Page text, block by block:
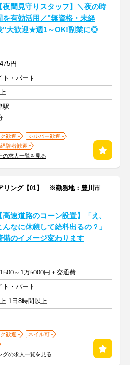
【夜間見守りスタッフ】＼夜の時
を有効活用／"無資格・未経
"大歓迎★週1～OK!副業に◎
円
ト・パート
駅
歓迎
シルバー歓迎
験者歓迎
の求人一覧を見る
リング【01】 ※勤務地：豊川市
【高速道路のコーン設置】「え、
んなに休憩して給料出るの？」
備のイメージ変わります
～1万5000円＋交通費
ト・パート
1日8時間以上
歓迎
ネイル可
グの求人一覧を見る